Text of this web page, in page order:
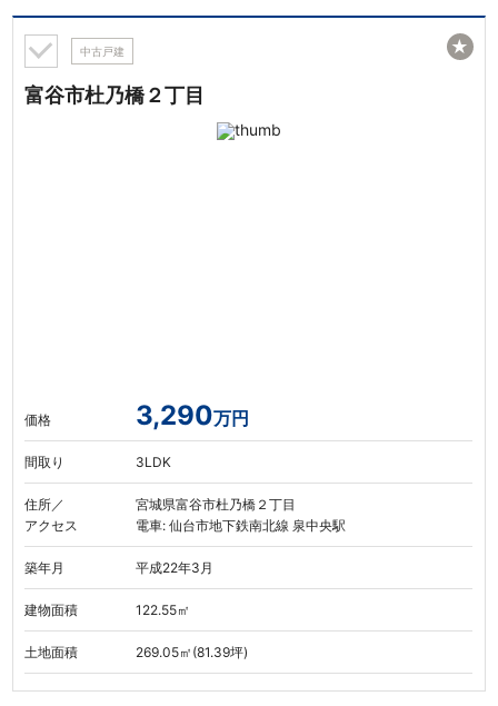
中古戸建
富谷市杜乃橋２丁目
価格 3,290万円
間取り 3LDK
住所／
アクセス
宮城県富谷市杜乃橋２丁目
電車: 仙台市地下鉄南北線 泉中央駅
築年月 平成22年3月
建物面積 122.55㎡
土地面積 269.05㎡(81.39坪)
★